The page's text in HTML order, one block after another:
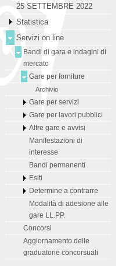
25 SETTEMBRE 2022
Statistica
Servizi on line
Bandi di gara e indagini di
mercato
Gare per forniture
Archivio
Gare per servizi
Gare per lavori pubblici
Altre gare e avvisi
Manifestazioni di
interesse
Bandi permanenti
Esiti
Determine a contrarre
Modalità di adesione alle
gare LL.PP.
Concorsi
Aggiornamento delle
graduatorie concorsuali